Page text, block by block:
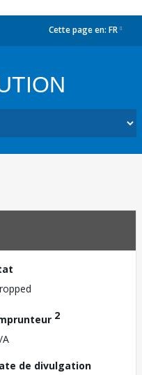
Cette page en: FR
2
A
de divulgation